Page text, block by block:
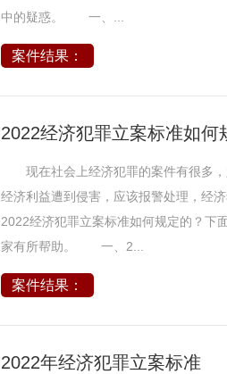
中的疑惑。 一、...
案件结果：
2022经济犯罪立案标准如何
现在社会上经济犯罪的案件有很多，
经济利益遭到侵害，应该报警处理，经
2022经济犯罪立案标准如何规定的？下
家有所帮助。 一、2...
案件结果：
2022年经济犯罪立案标准